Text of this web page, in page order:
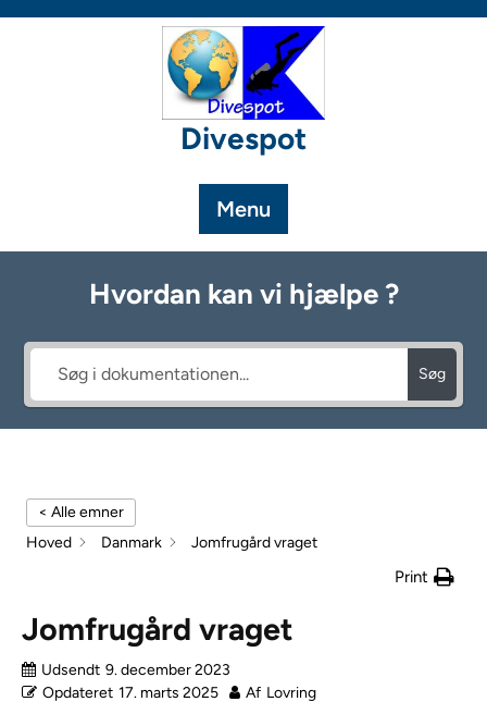
Divespot
Menu
Hvordan kan vi hjælpe ?
Søg
< Alle emner
Hoved
Danmark Jomfrugård vraget
Print
Jomfrugård vraget
Udsendt 9. december 2023
Opdateret 17. marts 2025 Af Lovring